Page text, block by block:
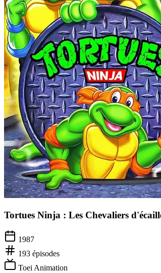
Tortues Ninja : Les Chevaliers
1987
193 épisodes
Toei Animation